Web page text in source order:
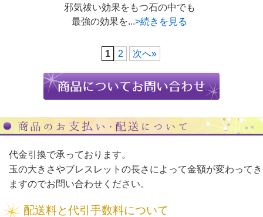
邪気祓い効果をもつ石の中でも
最強の効果を...>続きを見る
1 2 次へ»
代金引換で承っております。
玉の大きさやブレスレットの長さによって金額が変わってき
ますのでお問い合わせください。
配送料と代引手数料について